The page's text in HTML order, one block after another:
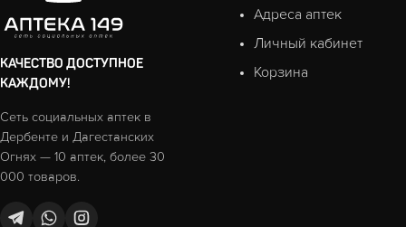
КАЧЕСТВО ДОСТУПНОЕ
КАЖДОМУ!
Сеть социальных аптек в
Дербенте и Дагестанских
Огнях — 10 аптек, более 30
000 товаров.
Адреса аптек
Личный кабинет
Корзина